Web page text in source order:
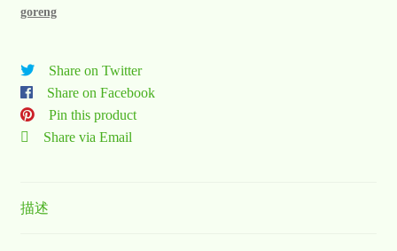
goreng
Share on Twitter
Share on Facebook
Pin this product
Share via Email
描述